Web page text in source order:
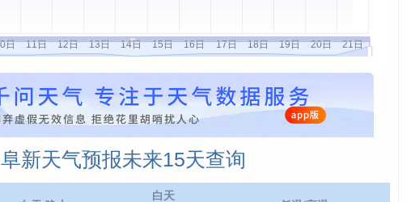
阜新天气预报未来15天查询
白天